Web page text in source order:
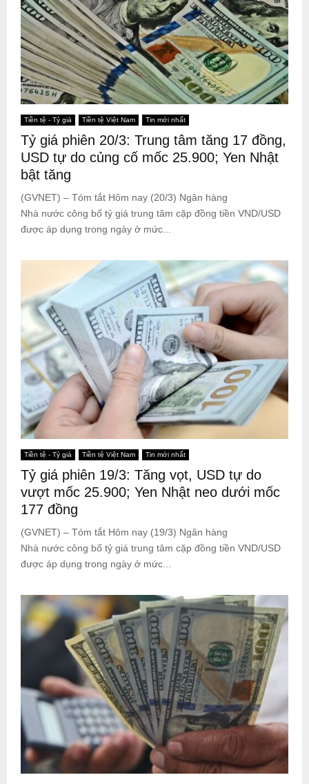
Tiền tệ - Tỷ giá Tiền tệ Việt Nam Tin mới nhất
Tỷ giá phiên 20/3: Trung tâm tăng 17 đồng,
USD tự do củng cố mốc 25.900; Yen Nhật
bật tăng
(GVNET) – Tóm tắt Hôm nay (20/3) Ngân hàng
Nhà nước công bố tỷ giá trung tâm cặp đồng tiền VND/USD
được áp dụng trong ngày ở mức...
Tiền tệ - Tỷ giá Tiền tệ Việt Nam Tin mới nhất
Tỷ giá phiên 19/3: Tăng vọt, USD tự do
vượt mốc 25.900; Yen Nhật neo dưới mốc
177 đồng
(GVNET) – Tóm tắt Hôm nay (19/3) Ngân hàng
Nhà nước công bố tỷ giá trung tâm cặp đồng tiền VND/USD
được áp dụng trong ngày ở mức...